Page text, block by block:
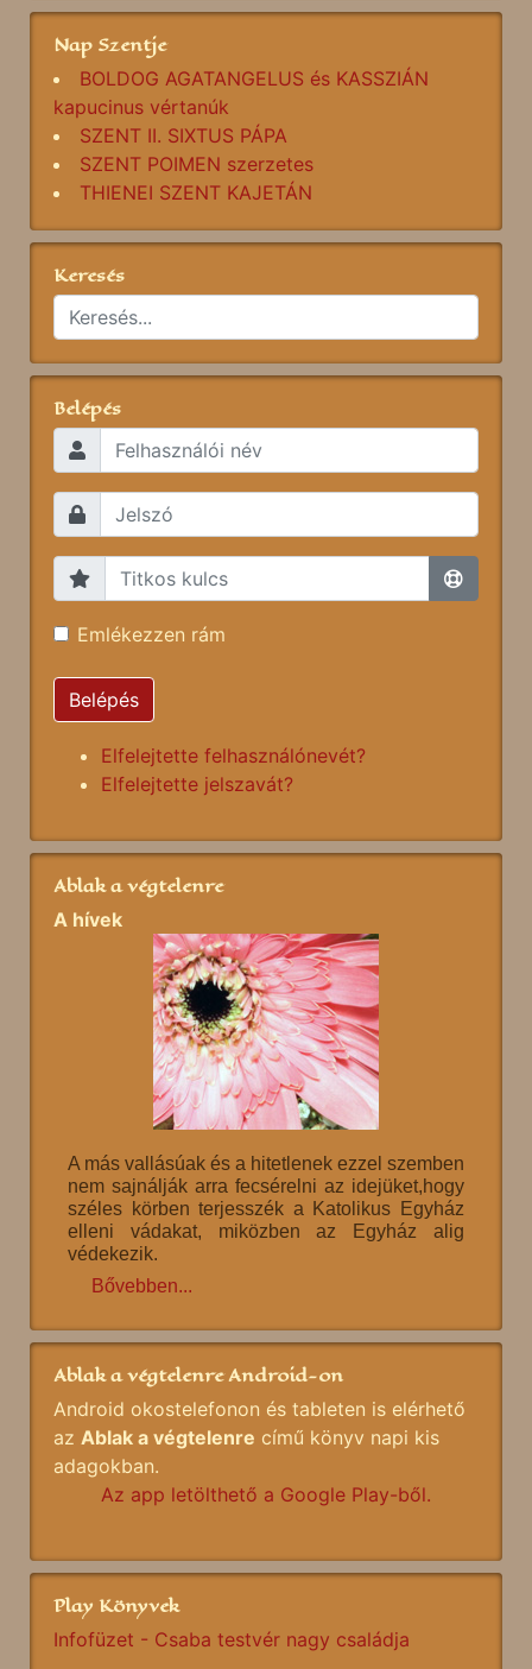
Nap Szentje
BOLDOG AGATANGELUS és KASSZIÁN
kapucinus vértanúk
SZENT II. SIXTUS PÁPA
SZENT POIMEN szerzetes
THIENEI SZENT KAJETÁN
Keresés
Belépés
Emlékezzen rám
Belépés
Elfelejtette felhasználónevét?
Elfelejtette jelszavát?
Ablak a végtelenre
A hívek
A más vallásúak és a hitetlenek ezzel szemben
nem sajnálják arra fecsérelni az idejüket,hogy
széles körben terjesszék a Katolikus Egyház
elleni vádakat, miközben az Egyház alig
védekezik.
Bővebben...
Ablak a végtelenre Android-on
Android okostelefonon és tableten is elérhető
az Ablak a végtelenre című könyv napi kis
adagokban.
Az app letölthető a Google Play-ből.
Play Könyvek
Infofüzet - Csaba testvér nagy családja